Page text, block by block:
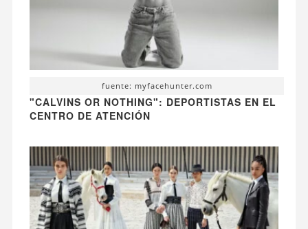
fuente: myfacehunter.com
"CALVINS OR NOTHING": DEPORTISTAS EN EL
CENTRO DE ATENCIÓN